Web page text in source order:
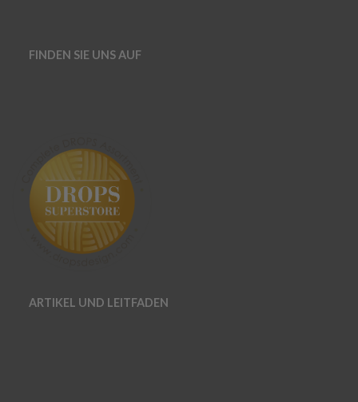
FINDEN SIE UNS AUF
ARTIKEL UND LEITFADEN